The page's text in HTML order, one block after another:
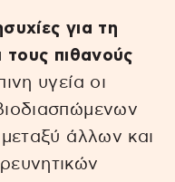
για τη
τους πιθανούς
υγεία οι
άλλων και